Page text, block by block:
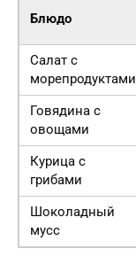
Блюдо
Салат с
морепродуктами
Говядина с
овощами
Курица с
грибами
Шоколадный
мусс